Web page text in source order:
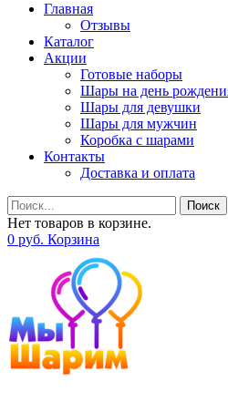
Главная
Отзывы
Каталог
Акции
Готовые наборы
Шары на день
Шары для девушки
Шары для мужчин
Коробка с шарами
Контакты
Доставка и оплата
Поиск
Нет товаров в корзине.
0 руб. Корзина